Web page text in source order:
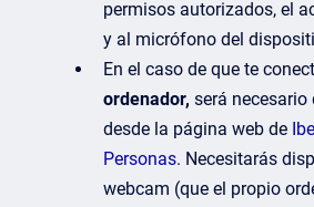
permisos autorizados, el
y al micrófono del
En el caso de que te
ordenador, será necesario
desde la página web de
Personas. Necesitarás
webcam (que el propio